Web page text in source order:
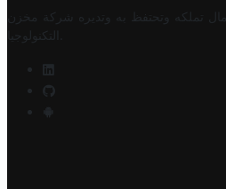
تملكه وتحتفظ به وتديره
شركة مخزن
التكنولوجيا